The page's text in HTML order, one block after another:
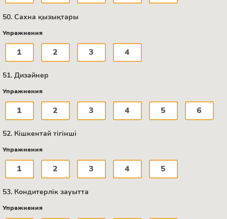
50. Сахна қызықтары
Упражнения
1 2 3 4
51. Дизайнер
Упражнения
1 2 3 4 5 6
52. Кішкентай тігінші
Упражнения
1 2 3 4 5
53. Кондитерлік зауытта
Упражнения